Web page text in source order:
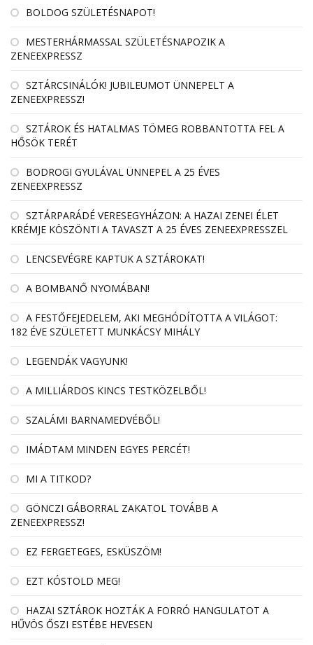
BOLDOG SZÜLETÉSNAPOT!
MESTERHÁRMASSAL SZÜLETÉSNAPOZIK A
ZENEEXPRESSZ
SZTÁRCSINÁLÓK! JUBILEUMOT ÜNNEPELT A
ZENEEXPRESSZ!
SZTÁROK ÉS HATALMAS TÖMEG ROBBANTOTTA FEL A
HŐSÖK TERÉT
BODROGI GYULÁVAL ÜNNEPEL A 25 ÉVES
ZENEEXPRESSZ
SZTÁRPARÁDÉ VERESEGYHÁZON: A HAZAI ZENEI ÉLET
KRÉMJE KÖSZÖNTI A TAVASZT A 25 ÉVES ZENEEXPRESSZEL
LENCSEVÉGRE KAPTUK A SZTÁROKAT!
A BOMBANŐ NYOMÁBAN!
A FESTŐFEJEDELEM, AKI MEGHÓDÍTOTTA A VILÁGOT:
182 ÉVE SZÜLETETT MUNKÁCSY MIHÁLY
LEGENDÁK VAGYUNK!
A MILLIÁRDOS KINCS TESTKÖZELBŐL!
SZALÁMI BARNAMEDVÉBŐL!
IMÁDTAM MINDEN EGYES PERCÉT!
MI A TITKOD?
GÖNCZI GÁBORRAL ZAKATOL TOVÁBB A
ZENEEXPRESSZ!
EZ FERGETEGES, ESKÜSZÖM!
EZT KÓSTOLD MEG!
HAZAI SZTÁROK HOZTÁK A FORRÓ HANGULATOT A
HŰVÖS ŐSZI ESTÉBE HEVESEN